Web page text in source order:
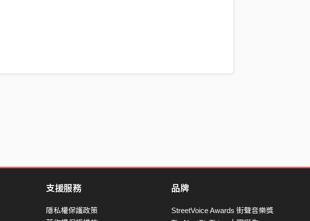
支援服務
隱私權保護政策
品牌
StreetVoice Awards 街聲音樂獎